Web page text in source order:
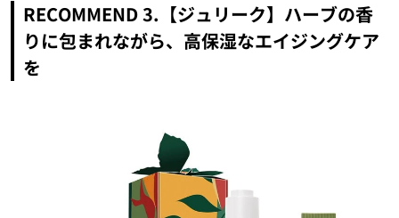
RECOMMEND 3.【ジュリーク】ハーブの香
りに包まれながら、高保湿なエイジングケア
を